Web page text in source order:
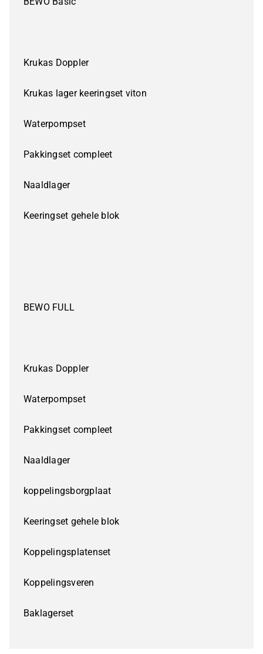
Krukas Doppler
Krukas lager keeringset viton
Waterpompset
Pakkingset compleet
Naaldlager
Keeringset gehele blok
BEWO FULL
Krukas Doppler
Waterpompset
Pakkingset compleet
Naaldlager
koppelingsborgplaat
Keeringset gehele blok
Koppelingsplatenset
Koppelingsveren
Baklagerset